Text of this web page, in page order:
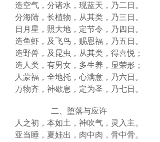
造空气，分诸水，现蓝天，乃二日。
分海陆，长植物，从其类，乃三日。
日月星，照大地，定节令，乃四日。
造鱼虾，及飞鸟，赐恩福，乃五日。
造野兽，及昆虫，从其类，得喜悦；
造人类，有男女，多生养，显荣形；
人蒙福，全地托，心满意，乃六日。
万物齐，神歇息，定为圣，乃七日。
二、堕落与应许
人之初，本如土，神吹气，灵入主。
亚当睡，夏娃出，肉中肉，骨中骨。